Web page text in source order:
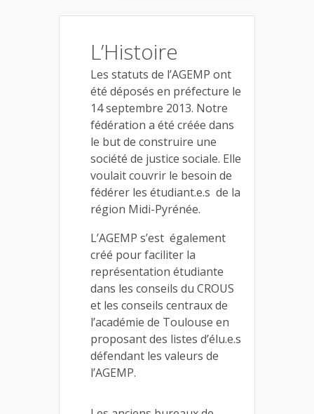
L’Histoire
Les statuts de l’AGEMP ont
été déposés en préfecture le
14 septembre 2013. Notre
fédération a été créée dans
le but de construire une
société de justice sociale. Elle
voulait couvrir le besoin de
fédérer les étudiant.e.s de la
région Midi-Pyrénée.
L’AGEMP s’est également
créé pour faciliter la
représentation étudiante
dans les conseils du CROUS
et les conseils centraux de
l’académie de Toulouse en
proposant des listes d’élu.e.s
défendant les valeurs de
l’AGEMP.